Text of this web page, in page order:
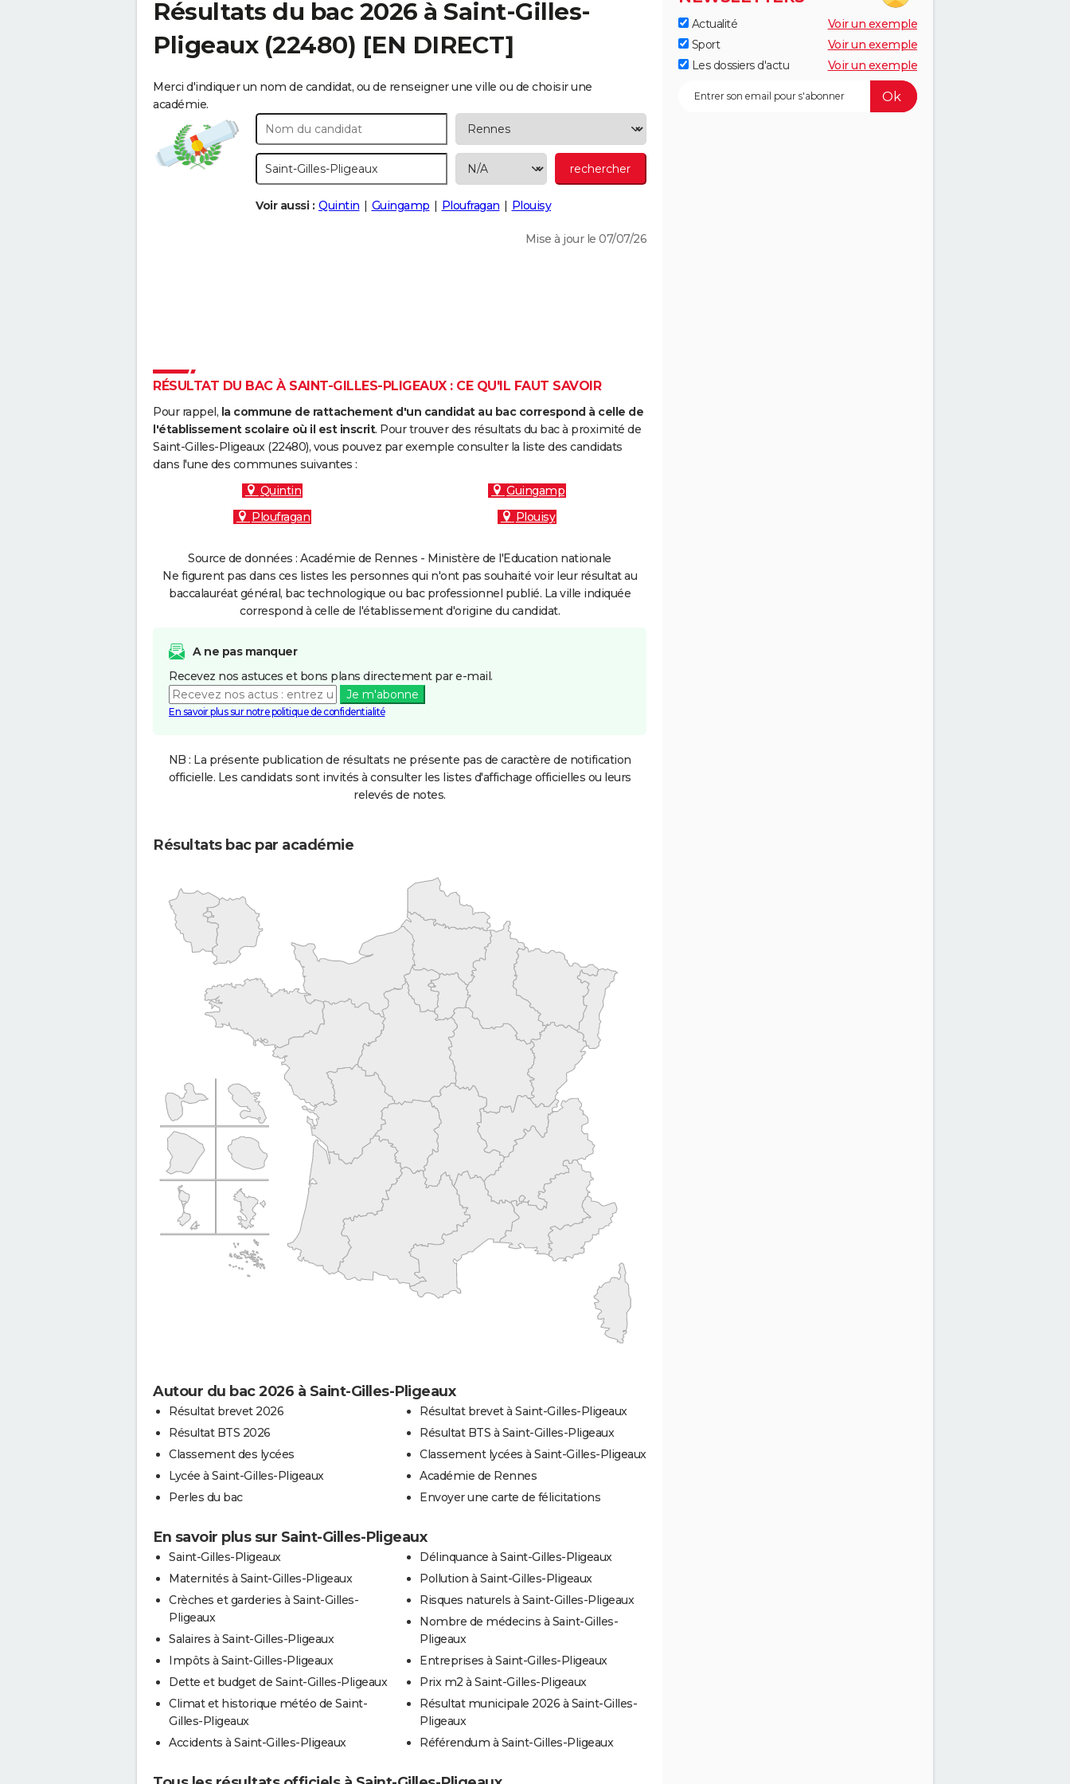
Résultats du bac 2026 à Saint-Gilles-
Pligeaux(22480) [EN DIRECT]
Merci d'indiquer un nom de candidat, ou de renseigner une ville ou de choisir une
académie.
Voir aussi : Quintin Guingamp Ploufragan Plouisy
Mise à jour le 07/07/26
RÉSULTAT DU BAC À SAINT-GILLES-PLIGEAUX : CE QU'IL FAUT SAVOIR
Pour rappel, la commune de rattachement d'un candidat au bac correspond à celle de
l'établissement scolaire où il est inscrit. Pour trouver des résultats du bac à proximité de
Saint-Gilles-Pligeaux (22480), vous pouvez par exemple consulter la liste des candidats
dans l'une des communes suivantes :
Quintin
Guingamp
Ploufragan
Plouisy
Source de données : Académie de Rennes - Ministère de l'Education nationale
Ne figurent pas dans ces listes les personnes qui n'ont pas souhaité voir leur résultat au
baccalauréat général, bac technologique ou bac professionnel publié. La ville indiquée
correspond à celle de l'établissement d'origine du candidat.
A ne pas manquer
Recevez nos astuces et bons plans directement par e-mail.
Je m'abonne
En savoir plus sur notre politique de confidentialité
NB : La présente publication de résultats ne présente pas de caractère de notification
officielle. Les candidats sont invités à consulter les listes d'affichage officielles ou leurs
relevés de notes.
Résultats bac par académie
Autour du bac 2026 à Saint-Gilles-Pligeaux
Résultat brevet 2026
Résultat BTS 2026
Classement des lycées
Lycée à Saint-Gilles-Pligeaux
Perles du bac
Résultat brevet à Saint-Gilles-Pligeaux
Résultat BTS à Saint-Gilles-Pligeaux
Classement lycées à Saint-Gilles-Pligeaux
Académie de Rennes
Envoyer une carte de félicitations
En savoir plus sur Saint-Gilles-Pligeaux
Saint-Gilles-Pligeaux
Maternités à Saint-Gilles-Pligeaux
Crèches et garderies à Saint-Gilles-
Pligeaux
Salaires à Saint-Gilles-Pligeaux
Impôts à Saint-Gilles-Pligeaux
Dette et budget de Saint-Gilles-Pligeaux
Climat et historique météo de Saint-
Gilles-Pligeaux
Accidents à Saint-Gilles-Pligeaux
Délinquance à Saint-Gilles-Pligeaux
Pollution à Saint-Gilles-Pligeaux
Risques naturels à Saint-Gilles-Pligeaux
Nombre de médecins à Saint-Gilles-
Pligeaux
Entreprises à Saint-Gilles-Pligeaux
Prix m2 à Saint-Gilles-Pligeaux
Résultat municipale 2026 à Saint-Gilles-
Pligeaux
Référendum à Saint-Gilles-Pligeaux
Actualité
Voir un exemple
Sport
Voir un exemple
Les dossiers d'actu
Voir un exemple